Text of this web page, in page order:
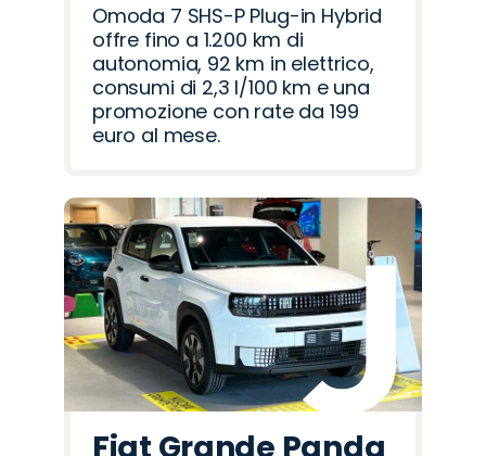
Omoda 7 SHS-P Plug-in Hybrid
offre fino a 1.200 km di
autonomia, 92 km in elettrico,
consumi di 2,3 l/100 km e una
promozione con rate da 199
euro al mese.
Fiat Grande Panda